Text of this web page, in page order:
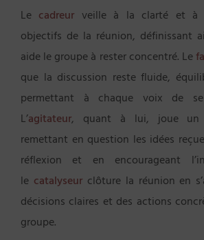
Le cadreur veille à la clarté et à
objectifs de la réunion, définissant
aide le groupe à rester concentré. Le
que la discussion reste fluide,
permettant à chaque voix de
L’agitateur, quant à lui, joue un
remettant en question les idées
réflexion et en encourageant
le catalyseurclôture la réunion en
décisions claires et des actions
groupe.